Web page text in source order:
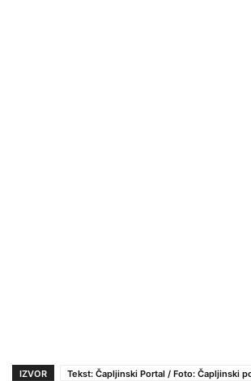
IZVOR
Tekst: Čapljinski Portal / Foto: Čapljinski